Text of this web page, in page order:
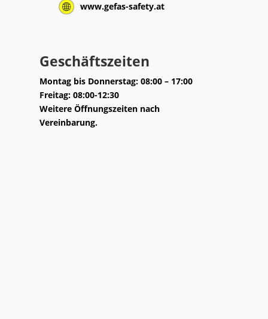
www.gefas-safety.at
Geschäftszeiten
Montag bis Donnerstag: 08:00 – 17:00
Freitag: 08:00-12:30
Weitere Öffnungszeiten nach
Vereinbarung.